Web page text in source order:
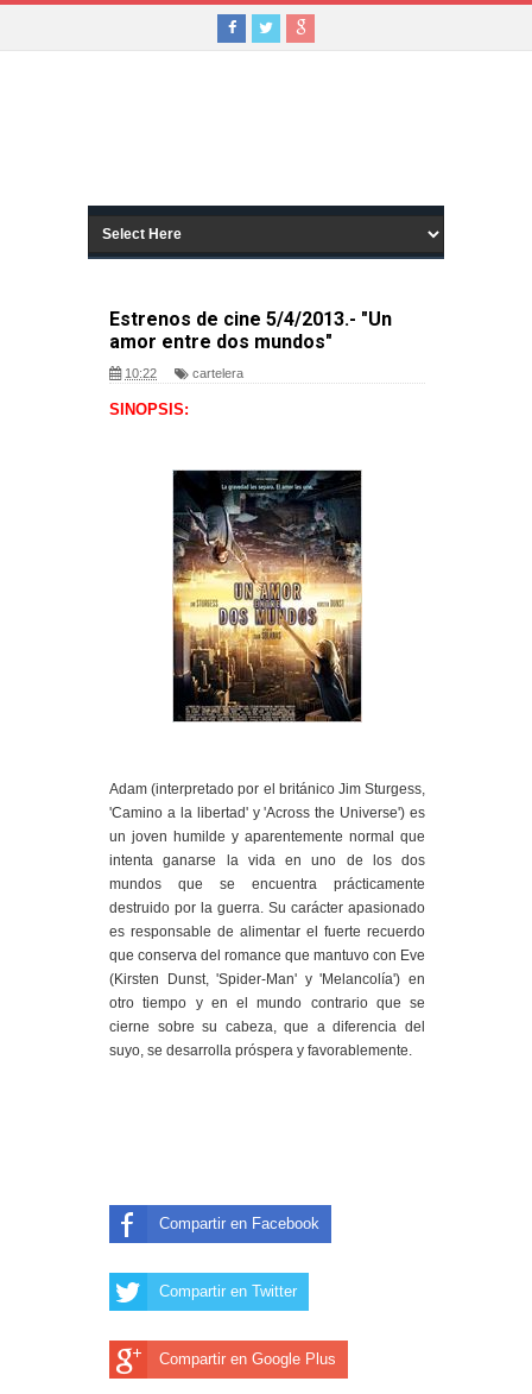
Estrenos de cine 5/4/2013.- "Un
amor entre dos mundos"
10:22 cartelera
SINOPSIS:
Adam (interpretado por el británico Jim Sturgess,
'Camino a la libertad' y 'Across the Universe') es
un joven humilde y aparentemente normal que
intenta ganarse la vida en uno de los dos
mundos que se encuentra prácticamente
destruido por la guerra. Su carácter apasionado
es responsable de alimentar el fuerte recuerdo
que conserva del romance que mantuvo con Eve
(Kirsten Dunst, 'Spider-Man' y 'Melancolía') en
otro tiempo y en el mundo contrario que se
cierne sobre su cabeza, que a diferencia del
suyo, se desarrolla próspera y favorablemente.
Compartir en Facebook
Compartir en Twitter
Compartir en Google Plus